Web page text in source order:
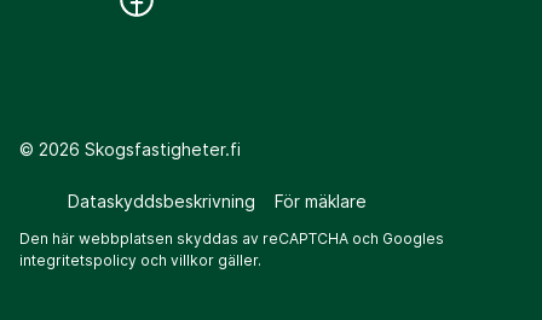
© 2026 Skogsfastigheter.fi
Dataskyddsbeskrivning För mäklare
Den här webbplatsen skyddas av reCAPTCHA och Googles
integritetspolicy och villkor gäller.